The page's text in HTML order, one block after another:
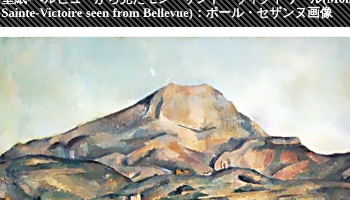
Sainte-Victoire seen from Bellevue)：ポール・セザンヌ画像